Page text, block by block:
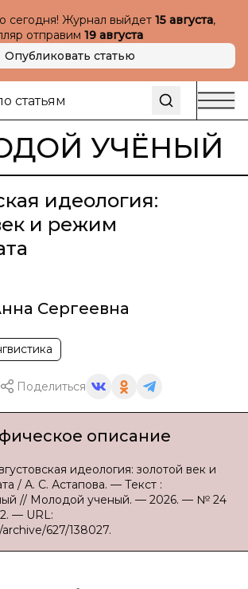
сегодня! Журнал выйдет 15 августа,
отправим 19 августа
Опубликовать статью
УЧЁНЫЙ
идеология:
и режим
Сергеевна
Поделиться
описание
идеология: золотой век и
/ А. С. Астапова. — Текст :
// Молодой ученый. — 2026. — № 24
— URL:
627/138027.